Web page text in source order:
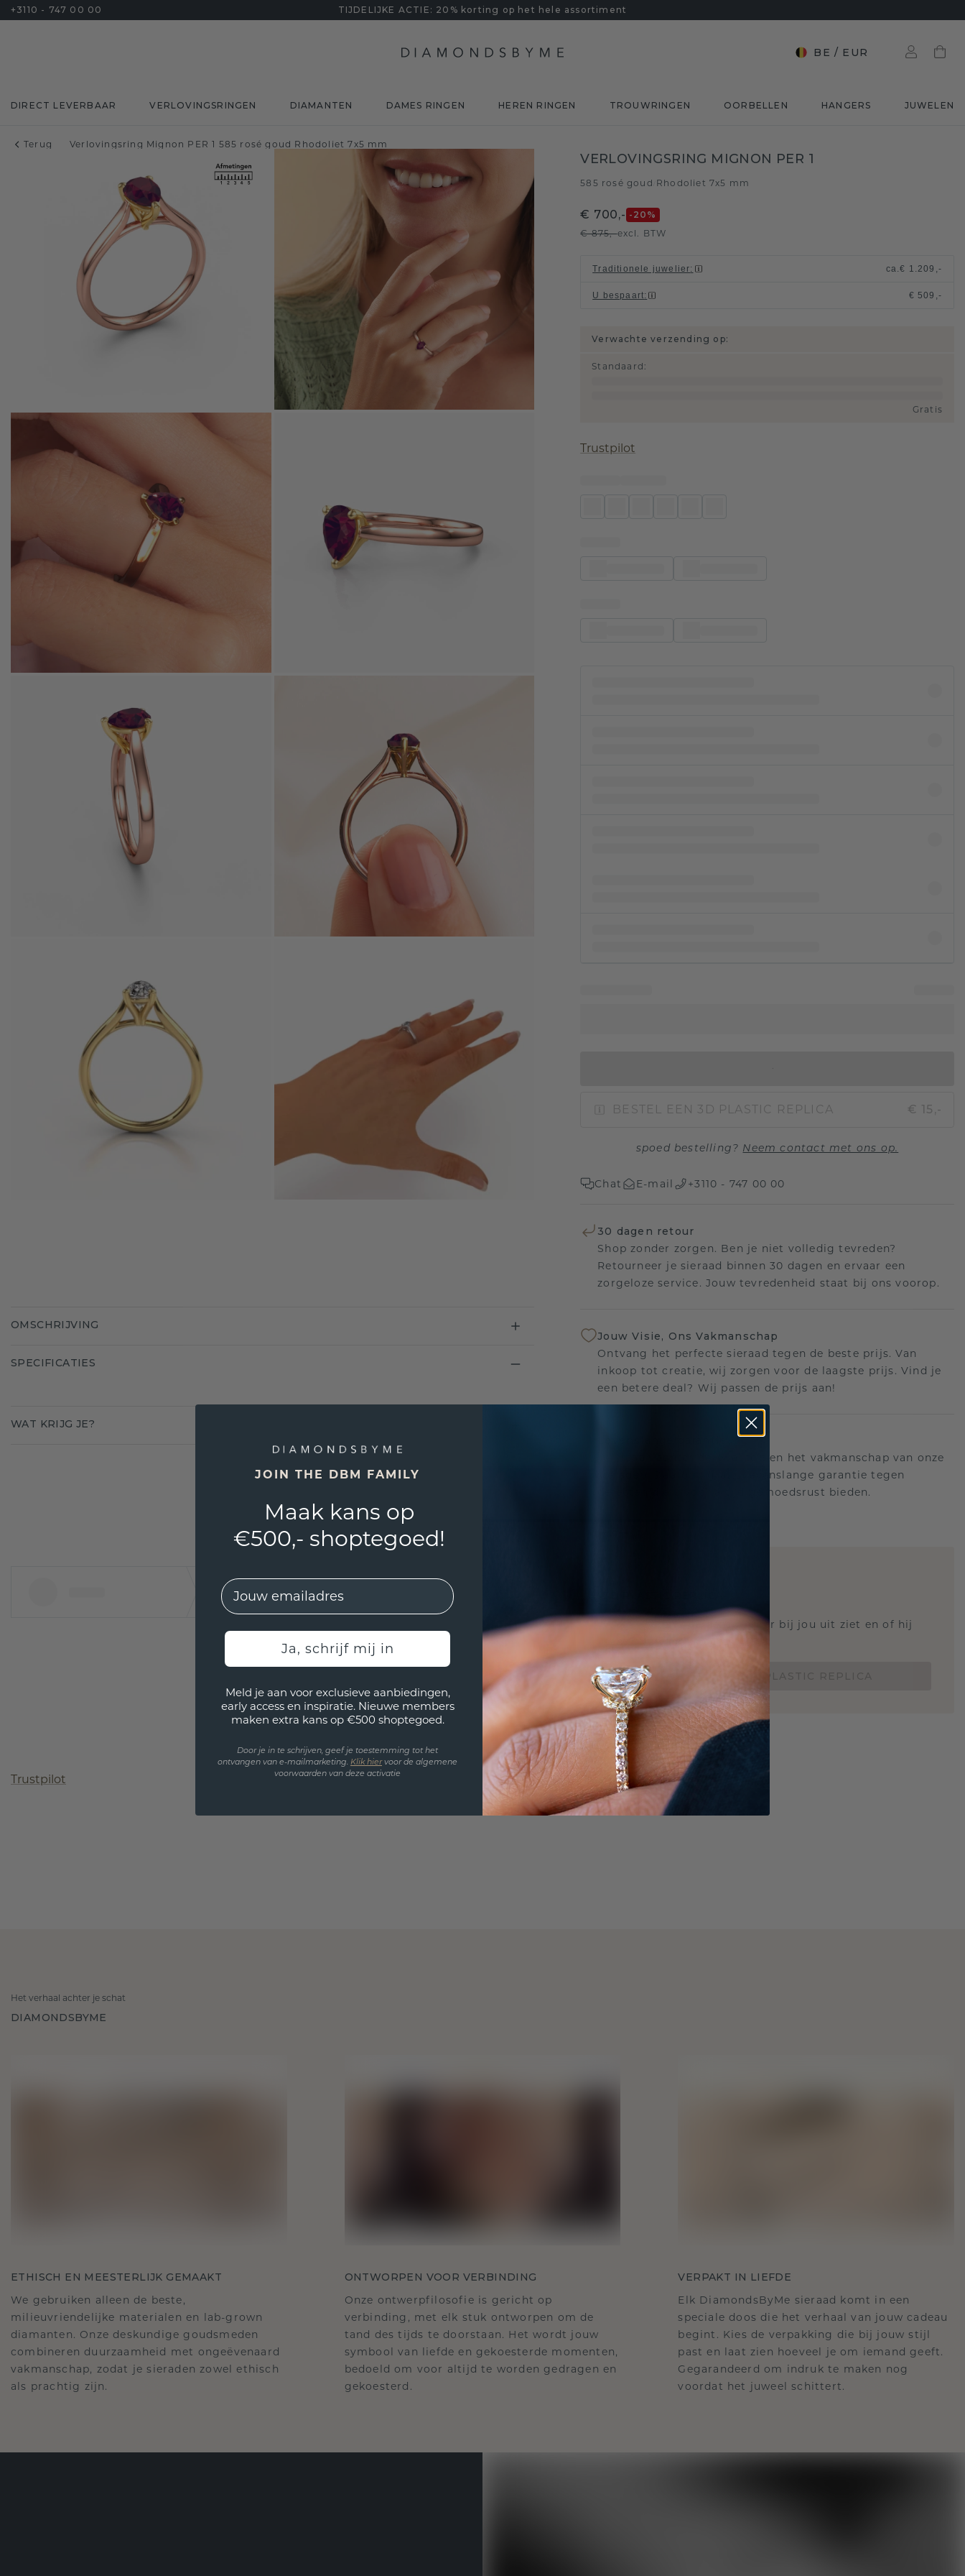
+3110 - 747 00 00 TIJDELIJKE ACTIE: 20% korting op het hele assortiment
BE / EUR
DIRECT LEVERBAAR VERLOVINGSRINGEN DIAMANTEN DAMES RINGEN HEREN RINGEN TROUWRINGEN OORBELLEN HANGERS JUWELEN
Terug Verlovingsring Mignon PER 1 585 rosé goud Rhodoliet 7x5 mm
VERLOVINGSRING MIGNON PER 1
585 rosé goud Rhodoliet 7x5 mm
€ 700,- -20 %
€ 875,-excl. BTW
Traditionele juwelier: ca.€ 1.209,-
U bespaart: € 509,-
Verwachte verzending op:
Standaard :
Gratis
Trustpilot
BESTEL EEN 3D PLASTIC REPLICA € 15,-
spoed bestelling? Neem contact met ons op.
Chat E-mail +3110 - 747 00 00
30 dagen retour
Shop zonder zorgen. Ben je niet volledig tevreden?
Retourneer je sieraad binnen 30 dagen en ervaar een
zorgeloze service. Jouw tevredenheid staat bij ons voorop.
Jouw Visie, Ons Vakmanschap
Ontvang het perfecte sieraad tegen de beste prijs. Van
inkoop tot creatie, wij zorgen voor de laagste prijs. Vind je
een betere deal? Wij passen de prijs aan!
Wij staan achter de kwaliteit en het vakmanschap van onze
sieraden. Daarom: gratis levenslange garantie tegen
defecten die u voor altijd gemoedsrust bieden.
Wil jij weten hoe deze ring er bij jou uit ziet en of hij
past? Nu vanaf slechts €15,-
BESTEL EEN 3D PLASTIC REPLICA
OMSCHRIJVING
SPECIFICATIES
WAT KRIJG JE?
Trustpilot
Het verhaal achter je schat
DIAMONDSBYME
ETHISCH EN MEESTERLIJK GEMAAKT
We gebruiken alleen de beste,
milieuvriendelijke materialen en lab-grown
diamanten. Onze deskundige goudsmeden
combineren duurzaamheid met ongeëvenaard
vakmanschap, zodat je sieraden zowel ethisch
als prachtig zijn.
ONTWORPEN VOOR VERBINDING
Onze ontwerpfilosofie is gericht op
verbinding, met elk stuk ontworpen om de
tand des tijds te doorstaan. Het wordt jouw
symbool van liefde en gekoesterde momenten,
bedoeld om voor altijd te worden gedragen en
gekoesterd.
VERPAKT IN LIEFDE
Elk DiamondsByMe sieraad komt in een
speciale doos die het verhaal van jouw cadeau
begint. Kies de verpakking die bij jouw stijl
past en laat zien hoeveel je om iemand geeft.
Gegarandeerd om indruk te maken nog
voordat het juweel schittert.
JOIN THE DBM FAMILY
Maak kans op
€500,- shoptegoed!
EMail
Ja, schrijf mij in
Meld je aan voor exclusieve aanbiedingen,
early access en inspiratie. Nieuwe members
maken extra kans op €500 shoptegoed.
Door je in te schrijven, geef je toestemming tot het
ontvangen van e-mailmarketing. Klik hiervoor de algemene
voorwaarden van deze activatie